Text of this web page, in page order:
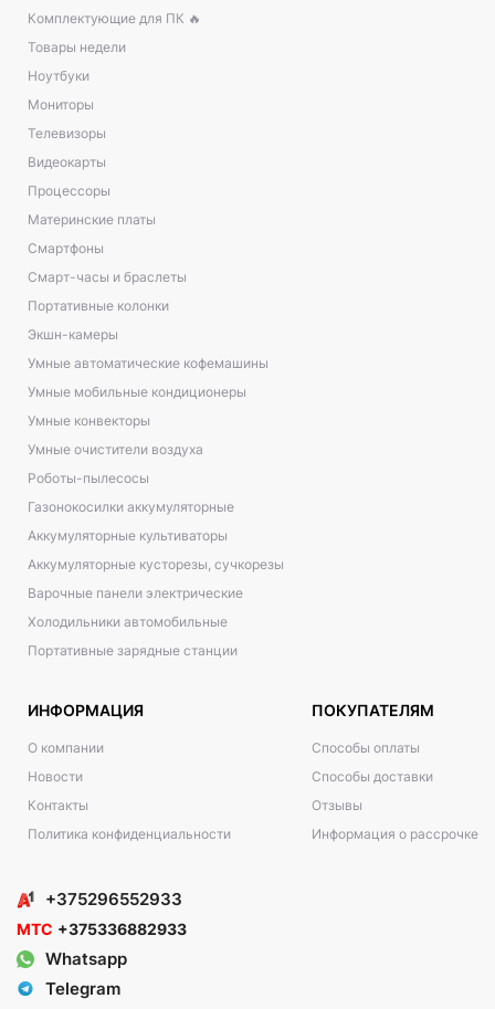
Комплектующие для ПК 🔥
Товары недели
Ноутбуки
Мониторы
Телевизоры
Видеокарты
Процессоры
Материнские платы
Смартфоны
Смарт-часы и браслеты
Портативные колонки
Экшн-камеры
Умные автоматические кофемашины
Умные мобильные кондиционеры
Умные конвекторы
Умные очистители воздуха
Роботы-пылесосы
Газонокосилки аккумуляторные
Аккумуляторные культиваторы
Аккумуляторные кусторезы, сучкорезы
Варочные панели электрические
Холодильники автомобильные
Портативные зарядные станции
ИНФОРМАЦИЯ
О компании
Новости
Контакты
Политика конфиденциальности
ПОКУПАТЕЛЯМ
Способы оплаты
Способы доставки
Отзывы
Информация о рассрочке
+375296552933
МТС +375336882933
Whatsapp
Telegram